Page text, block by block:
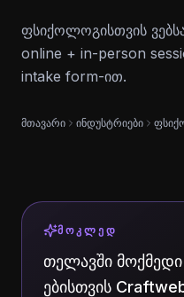
ფსიქოლოგისთვის
online + in-person
intake form-ით.
მთავარი ინდუსტრიები
ᲛᲝᲙᲚᲔᲓ
თელავში
ებისთვის